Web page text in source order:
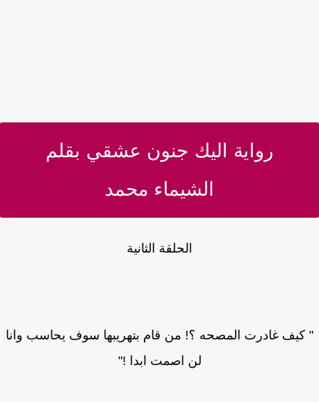
رواية اليك جنون عشقي بقلم
الشيماء محمد
الحلقة الثانية
غادرت المصحه ؟! من قام بتهريبها سوف يحاسب وانا
لن اصمت ابدا !"